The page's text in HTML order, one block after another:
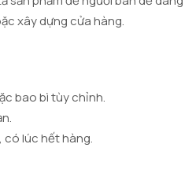
xây dựng cửa hàng.
bao bì tùy chỉnh.
có lúc hết hàng.